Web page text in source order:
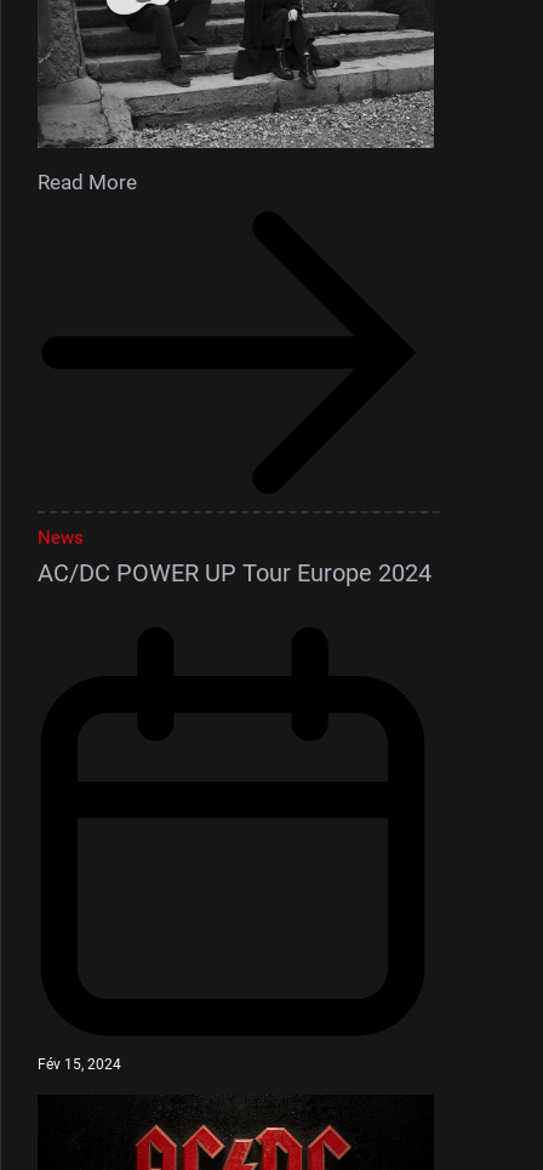
Read More
News
AC/DC POWER UP Tour Europe 2024
Fév 15, 2024